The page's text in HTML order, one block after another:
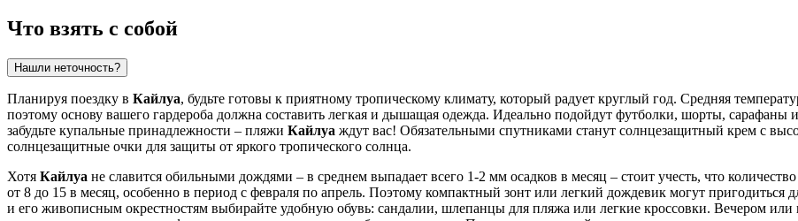
Что взять с собой
Нашли неточность?
Планируя поездку в Кайлуа, будьте готовы к приятному тропическому климату, который радует круглый год. Средняя
поэтому основу вашего гардероба должна составить легкая и дышащая одежда. Идеально подойдут футболки, шорты,
забудьте купальные принадлежности – пляжи Кайлуа ждут вас! Обязательными спутниками станут солнцезащитный крем с
солнцезащитные очки для защиты от яркого тропического солнца.
Хотя Кайлуа не славится обильными дождями – в среднем выпадает всего 1-2 мм осадков в месяц – стоит учесть, что
от 8 до 15 в месяц, особенно в период с февраля по апрель. Поэтому компактный зонт или легкий дождевик могут
и его живописным окрестностям выбирайте удобную обувь: сандалии, шлепанцы для пляжа или легкие кроссовки. Вечером